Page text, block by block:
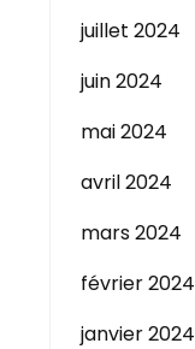
juillet 2024
juin 2024
mai 2024
avril 2024
mars 2024
février 2024
janvier 2024